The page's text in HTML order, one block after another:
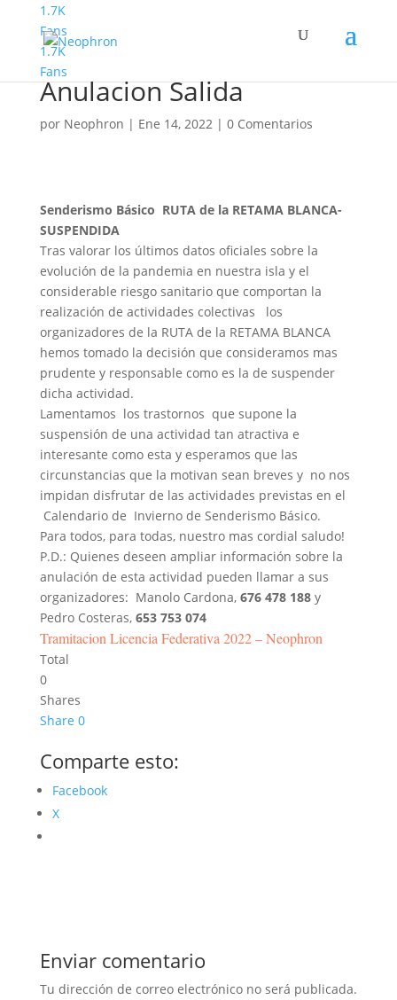
1.7K
Fans
1.7K
Fans
Senderismo Bàsico
Anulacion Salida
por Neophron | Ene 14, 2022| 0 Comentarios
Senderismo Básico RUTA de la RETAMA BLANCA-
SUSPENDIDA
Tras valorar los últimos datos oficiales sobre la
evolución de la pandemia en nuestra isla y el
considerable riesgo sanitario que comportan la
realización de actividades colectivas los
organizadores de la RUTA de la RETAMA BLANCA
hemos tomado la decisión que consideramos mas
prudente y responsable como es la de suspender
dicha actividad.
Lamentamos los trastornos que supone la
suspensión de una actividad tan atractiva e
interesante como esta y esperamos que las
circunstancias que la motivan sean breves y no nos
impidan disfrutar de las actividades previstas en el
Calendario de Invierno de Senderismo Básico.
Para todos, para todas, nuestro mas cordial saludo!
P.D.: Quienes deseen ampliar información sobre la
anulación de esta actividad pueden llamar a sus
organizadores: Manolo Cardona, 676 478 188 y
Pedro Costeras, 653 753 074
Tramitacion Licencia Federativa 2022 – Neophron
Total
0
Shares
Share 0
Comparte esto:
Facebook
X
Enviar comentario
Tu dirección de correo electrónico no será publicada.